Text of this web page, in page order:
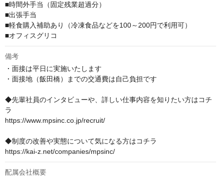
■時間外手当（固定残業超過分）
■出張手当
■軽食購入補助あり（冷凍食品などを100～200円で利用可）
■オフィスグリコ
備考
・面接は平日に実施いたします
・面接地（飯田橋）までの交通費は自己負担です
◆先輩社員のインタビューや、詳しい仕事内容を知りたい方はコチ
ラ
https://www.mpsinc.co.jp/recruit/
◆制度の改善や実態について気になる方はコチラ
https://kai-z.net/companies/mpsinc/
配属会社概要